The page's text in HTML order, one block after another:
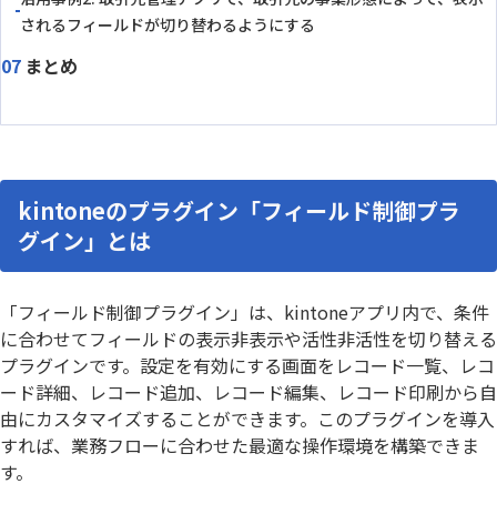
されるフィールドが切り替わるようにする
まとめ
kintoneのプラグイン「フィールド制御プラ
グイン」とは
「フィールド制御プラグイン」は、kintoneアプリ内で、条件
に合わせてフィールドの表示非表示や活性非活性を切り替える
プラグインです。設定を有効にする画面をレコード一覧、レコ
ード詳細、レコード追加、レコード編集、レコード印刷から自
由にカスタマイズすることができます。このプラグインを導入
すれば、業務フローに合わせた最適な操作環境を構築できま
す。